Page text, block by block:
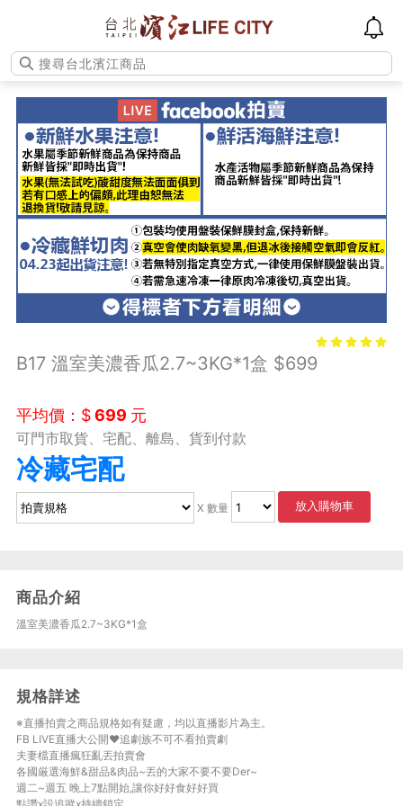
B17 溫室美濃香瓜2.7~3KG*1盒 $699
平均價：$699 元
可門市取貨、宅配、離島、貨到付款
冷藏宅配
X 數量 放入購物車
商品介紹
溫室美濃香瓜2.7~3KG*1盒
規格詳述
※直播拍賣之商品規格如有疑慮，均以直播影片為主。
FB LIVE直播大公開♥追劇族不可不看拍賣劇
夫妻檔直播瘋狂亂丟拍賣會
各國厳選海鮮&甜品&肉品~丟的大家不要不要Der~
週二~週五 晚上7點開始,讓你好好食好好買